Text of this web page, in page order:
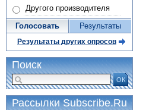
Другого производителя
Голосовать Результаты
Результаты других опросов
Поиск
ОК
Рассылки Subscribe.Ru